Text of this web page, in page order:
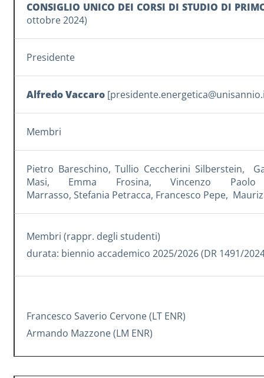
CONSIGLIO UNICO DEI CORSI DI STUDIO DI
ottobre 2024)
Presidente
Alfredo Vaccaro [
Membri
Pietro Bareschino,Tullio Ceccherini Silberstein,
Masi, Emma Frosina,Vincenzo Paolo
Marrasso, Stefania Petracca, Francesco Pepe,
Membri (rappr. degli studenti)
durata: biennio accademico 2025/2026 (DR 1491/
Francesco Saverio Cervone (LT ENR)
Armando Mazzone (LM ENR)